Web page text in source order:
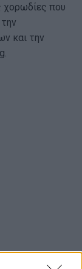
χορωδίες που
και την